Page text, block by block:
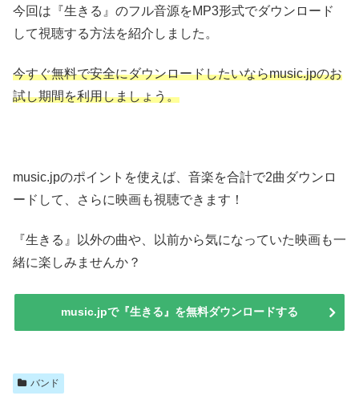
今回は『生きる』のフル音源をMP3形式でダウンロード
して視聴する方法を紹介しました。
今すぐ無料で安全にダウンロードしたいならmusic.jpのお
試し期間を利用しましょう。
music.jpのポイントを使えば、音楽を合計で2曲ダウンロ
ードして、さらに映画も視聴できます！
『生きる』以外の曲や、以前から気になっていた映画も一
緒に楽しみませんか？
music.jpで『生きる』を無料ダウンロードする
バンド